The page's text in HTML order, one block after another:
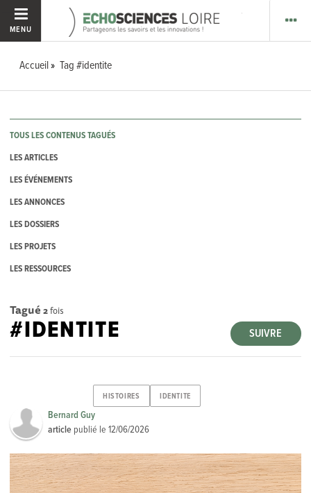
MENU
Accueil Tag #identite
TOUS LES CONTENUS TAGUÉS
LES ARTICLES
LES ÉVÉNEMENTS
LES ANNONCES
LES DOSSIERS
LES PROJETS
LES RESSOURCES
Tagué 2fois
SUIVRE
#IDENTITE
HISTOIRES IDENTITE
Bernard Guy
article publié le12/06/2026